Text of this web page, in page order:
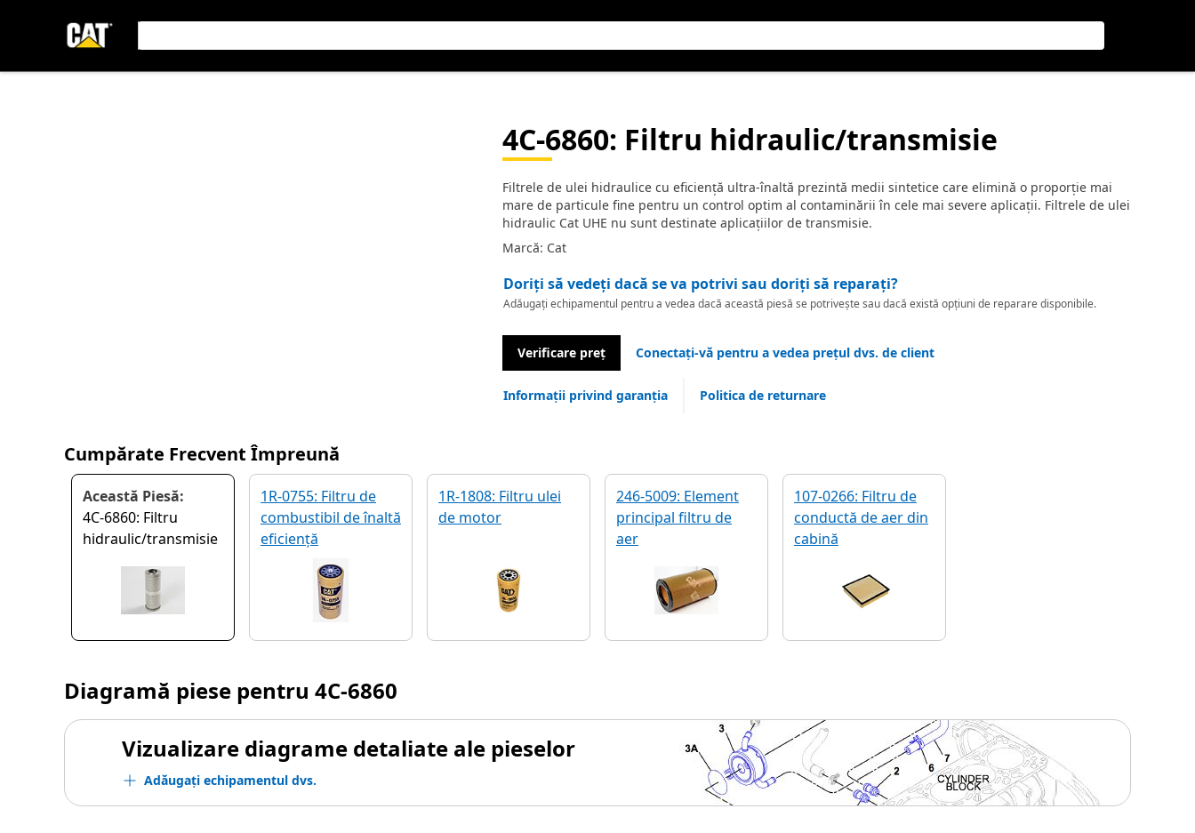
4C-6860: Filtru hidraulic/transmisie
Filtrele de ulei hidraulice cu eficiență ultra-înaltă prezintă medii sintetice care elimină o proporție mai
mare de particule fine pentru un control optim al contaminării în cele mai severe aplicații. Filtrele de ulei
hidraulic Cat UHE nu sunt destinate aplicațiilor de transmisie.
Marcă: Cat
Doriți să vedeți dacă se va potrivi sau doriți să reparați?
Adăugați echipamentul pentru a vedea dacă această piesă se potrivește sau dacă există opțiuni de reparare disponibile.
Verificare preț Conectați-vă pentru a vedea prețul dvs. de client
Informații privind garanția Politica de returnare
Cumpărate Frecvent Împreună
Această Piesă:
4C-6860: Filtru
hidraulic/transmisie
1R-0755: Filtru de
combustibil de înaltă
eficiență
1R-1808: Filtru ulei
de motor
246-5009: Element
principal filtru de
aer
107-0266: Filtru de
conductă de aer din
cabină
Diagramă piese pentru 4C-6860
Vizualizare diagrame detaliate ale pieselor
Adăugați echipamentul dvs.